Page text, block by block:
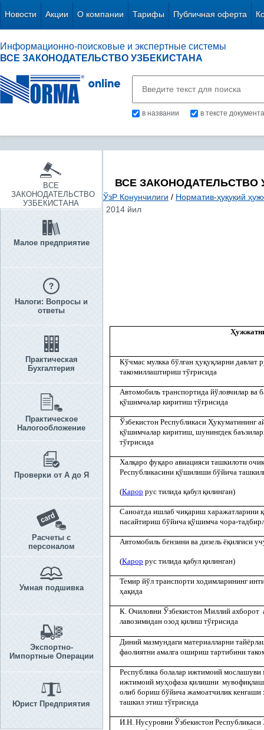
Новости Акции О компании Тарифы Публичная оферта
Информационно-поисковые и экспертные системы
ВСЕ ЗАКОНОДАТЕЛЬСТВО УЗБЕКИСТАНА
в названии в тексте документа
ВСЕ
ЗАКОНОДАТЕЛЬСТВО
УЗБЕКИСТАНА
Малое предприятие
Налоги: Вопросы и
ответы
Практическая
Бухгалтерия
Практическое
Налогообложение
Проверки от А до Я
Расчеты с
персоналом
Умная подшивка
Экспортно-
Импортные Операции
Юрист Предприятия
ВСЕ ЗАКОНОДАТЕЛЬСТВО
ЎзР Конунчилиги / Норматив-ҳуқуқий
2014 йил
Ҳ
Кўчмас мулкка бўлган ҳуқуқларни давлат
такомиллаштириш тўғрисида
Автомобиль транспортида йўловчилар ва
қўшимчалар киритиш тўғрисида
Ўзбекистон Республикаси Ҳукуматининг
қўшимчалар киритиш, шунингдек
тўғрисида
Халқаро фуқаро авиацияси ташкилоти очиқ
Республикасини қўшилиши бўйича
(Қарор рус тилида қабул қилинган)
Саноатда ишлаб чиқариш харажатларини қ
пасайтириш бўйича қўшимча чора-
Автомобиль бензини ва дизель ёқилғиси
(Қарор рус тилида қабул қилинган)
Темир йўл транспорти ходимларининг
ҳақида
К. Очиловни Ўзбекистон Миллий ахборот
лавозимидан озод қилиш тўғрисида
Диний мазмундаги материалларни
фаолиятни амалга ошириш тартибини
Республика болалар ижтимоий мослашуви
ижтимоий муҳофаза қилишни мувофиқ
олиб бориш бўйича жамоатчилик кенгаши
ташкил этиш тўғрисида
И.Н. Нусуровни Ўзбекистон